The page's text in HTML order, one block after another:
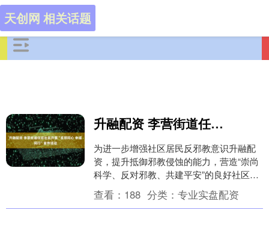
天创网 相关话题
升融配资 李营街道任旺社区开展“反邪同心 幸福同行”宣传活动
为进一步增强社区居民反邪教意识升融配
资，提升抵御邪教侵蚀的能力，营造“崇尚
科学、反对邪教、共建平安”的良好社区氛
围，近日，济宁市任城区李营街道任旺社
区以“反邪同....
查看： 188 分类： 专业实盘配资